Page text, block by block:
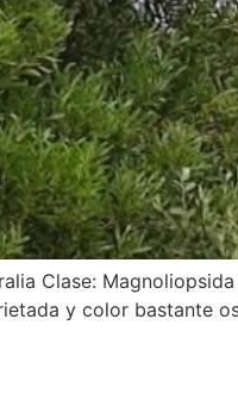
Clase: Magnoliopsida
y color bastante